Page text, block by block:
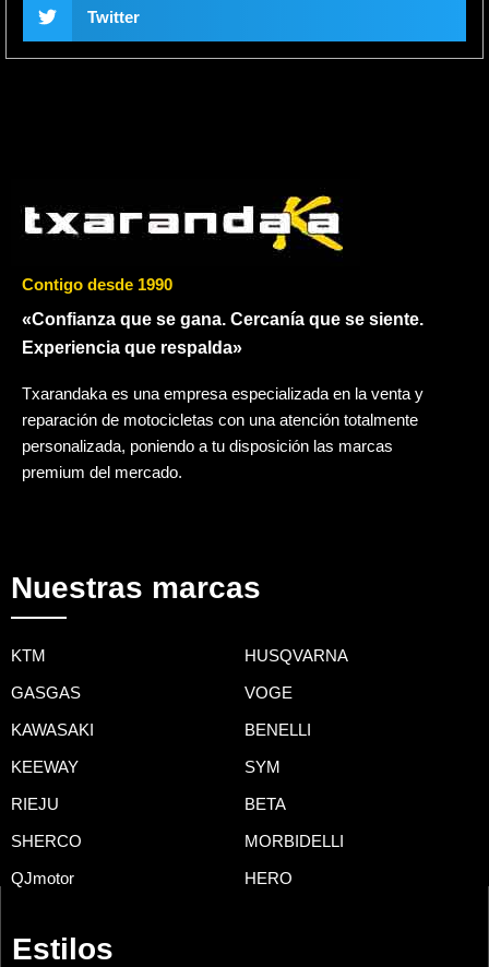
Twitter
Contigo desde 1990
«Confianza que se gana. Cercanía que se siente.
Experiencia que respalda»
Txarandaka es una empresa especializada en la venta y
reparación de motocicletas con una atención totalmente
personalizada, poniendo a tu disposición las marcas
premium del mercado.
Nuestras marcas
KTM HUSQVARNA
GASGAS VOGE
KAWASAKI BENELLI
KEEWAY SYM
RIEJU BETA
SHERCO MORBIDELLI
QJmotor HERO
Estilos